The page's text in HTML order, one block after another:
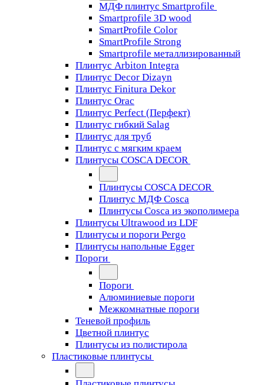
МДФ плинтус Smartprofile
Smartprofile 3D wood
SmartProfile Color
SmartProfile Strong
Smartprofile металлизированный
Плинтус Arbiton Integra
Плинтус Decor Dizayn
Плинтус Finitura Dekor
Плинтус Orac
Плинтус Perfect (Перфект)
Плинтус гибкий Salag
Плинтус для труб
Плинтус с мягким краем
Плинтусы COSCA DECOR
Плинтусы COSCA DECOR
Плинтус МДФ Cosca
Плинтусы Cosca из экополимера
Плинтусы Ultrawood из LDF
Плинтусы и пороги Pergo
Плинтусы напольные Egger
Пороги
Пороги
Алюминиевые пороги
Межкомнатные пороги
Теневой профиль
Цветной плинтус
Плинтусы из полистирола
Пластиковые плинтусы